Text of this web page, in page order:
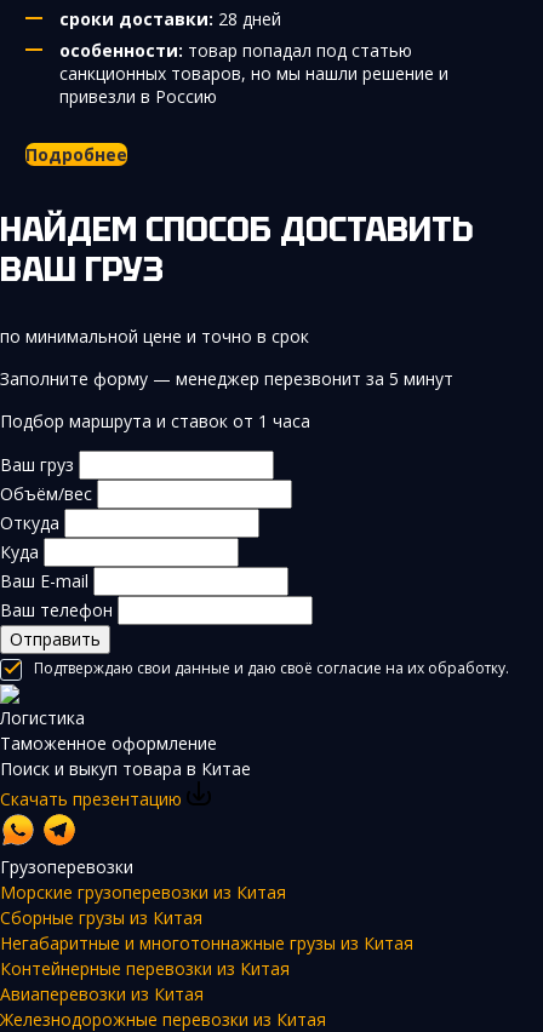
сроки доставки: 28 дней
особенности: товар попадал под статью
санкционных товаров, но мы нашли решение и
привезли в Россию
Подробнее
НАЙДЕМ СПОСОБ ДОСТАВИТЬ
ВАШ ГРУЗ
по минимальной цене и точно в срок
Заполните форму — менеджер перезвонит за 5 минут
Подбор маршрута и ставок от 1 часа
Ваш груз
Объём/вес
Откуда
Куда
Ваш E-mail
Ваш телефон
Отправить
Подтверждаю свои данные и даю своё согласие на их обработку.
Логистика
Таможенное оформление
Поиск и выкуп товара в Китае
Скачать презентацию
Грузоперевозки
Морские грузоперевозки из Китая
Сборные грузы из Китая
Негабаритные и многотоннажные грузы из Китая
Контейнерные перевозки из Китая
Авиаперевозки из Китая
Железнодорожные перевозки из Китая